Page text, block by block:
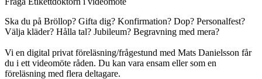
Ska du på Bröllop? Gifta dig? Konfirmation? Dop? Personalfest?
Välja kläder? Hålla tal? Jubileum? Begravning med mera?
Vi en digital privat föreläsning/frågestund med Mats Danielsson får
du i ett videomöte råden. Du kan vara ensam eller som en
föreläsning med flera deltagare.